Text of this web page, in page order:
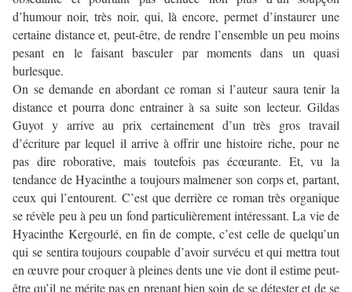
d’humour noir, très noir, qui, là encore, permet d’instaurer une
certaine distance et, peut-être, de rendre l’ensemble un peu moins
pesant en le faisant basculer par moments dans un quasi
burlesque.
On se demande en abordant ce roman si l’auteur saura tenir la
distance et pourra donc entrainer à sa suite son lecteur. Gildas
Guyot y arrive au prix certainement d’un très gros travail
d’écriture par lequel il arrive à offrir une histoire riche, pour ne
pas dire roborative, mais toutefois pas écœurante. Et, vu la
tendance de Hyacinthe a toujours malmener son corps et, partant,
ceux qui l’entourent. C’est que derrière ce roman très organique
se révèle peu à peu un fond particulièrement intéressant. La vie de
Hyacinthe Kergourlé, en fin de compte, c’est celle de quelqu’un
qui se sentira toujours coupable d’avoir survécu et qui mettra tout
en œuvre pour croquer à pleines dents une vie dont il estime peut-
être qu’il ne mérite pas en prenant bien soin de se détester et de se